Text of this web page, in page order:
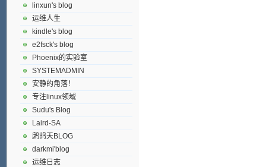
linxun's blog
运维人生
kindle's blog
e2fsck's blog
Phoenix的实验室
SYSTEMADMIN
安静的角落！
专注linux领域
Sudu's Blog
Laird-SA
鹧鸪天BLOG
darkmi'blog
运维日志